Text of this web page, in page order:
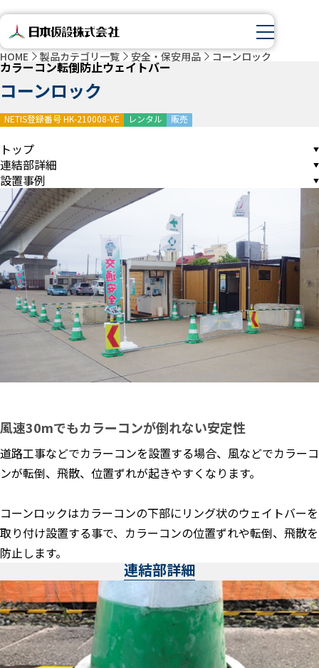
HOME 製品カテゴリ一覧 安全・保安用品 コーンロック
カラーコン転倒防止ウェイトバー
コーンロック
NETIS登録番号 HK-210008-VE レンタル 販売
トップ
連結部詳細
設置事例
風速30mでもカラーコンが倒れない安定性
道路工事などでカラーコンを設置する場合、風などでカラーコ
ンが転倒、飛散、位置ずれが起きやすくなります。
コーンロックはカラーコンの下部にリング状のウェイトバーを
取り付け設置する事で、カラーコンの位置ずれや転倒、飛散を
防止します。
連結部詳細